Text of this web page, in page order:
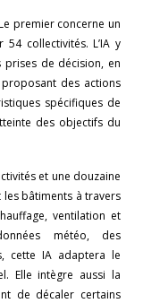
premier concerne un
collectivités. L’IA y
prises de décision, en
des actions
spécifiques de
des objectifs du
et une douzaine
bâtiments à travers
ventilation et
météo, des
cette IA adaptera le
Elle intègre aussi la
de décaler certains